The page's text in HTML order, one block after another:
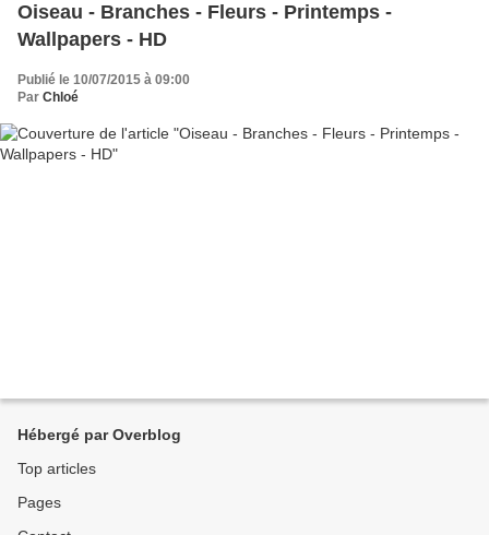
Oiseau - Branches - Fleurs - Printemps -
Wallpapers - HD
Publié le 10/07/2015 à 09:00
Par Chloé
Hébergé par Overblog
Top articles
Pages